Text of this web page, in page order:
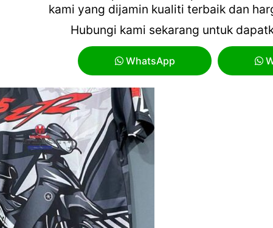
kami yang dijamin kualiti terbaik dan
Hubungi kami sekarang untuk
WhatsApp